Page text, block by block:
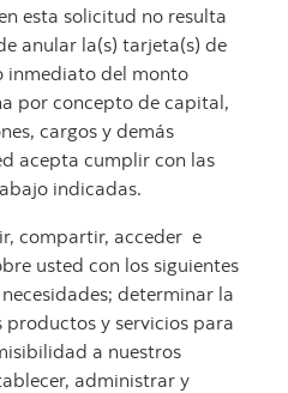
esta solicitud no resulta
anular la(s) tarjeta(s) de
inmediato del monto
por concepto de capital,
cargos y demás
acepta cumplir con las
indicadas.
compartir, acceder e
usted con los siguientes
determinar la
productos y servicios para
a nuestros
administrar y